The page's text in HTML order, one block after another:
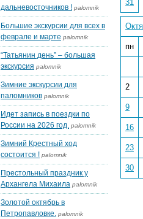
31
пн
2
9
16
23
30
дальневосточников ! palomnik
Большие экскурсии для всех в
феврале и марте palomnik
“Татьянин день” – большая
экскурсия palomnik
Зимние экскурсии для
паломников palomnik
Идет запись в поездки по
России на 2026 год. palomnik
Зимний Крестный ход
состоится ! palomnik
Престольный праздник у
Архангела Михаила palomnik
Золотой октябрь в
Петропавловке. palomnik